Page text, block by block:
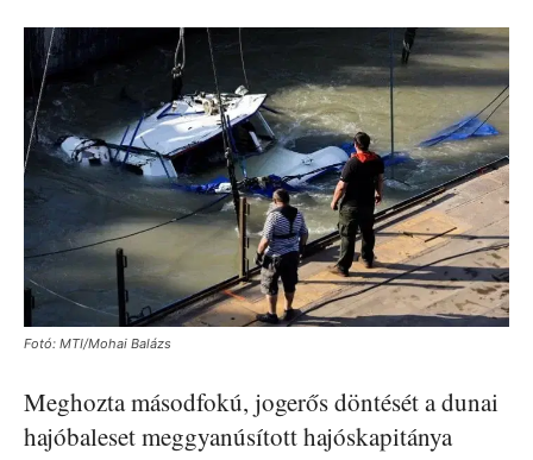
Fotó: MTI/Mohai Balázs
Meghozta másodfokú, jogerős döntését a dunai
hajóbaleset meggyanúsított hajóskapitánya